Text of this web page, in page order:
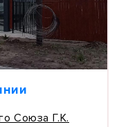
Союза Г.К.